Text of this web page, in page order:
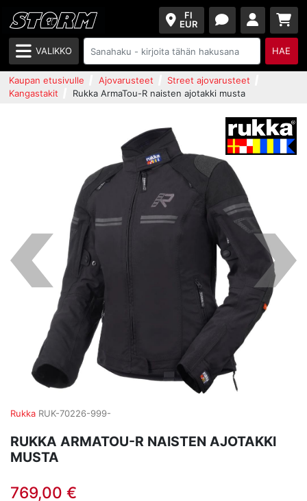
FI
EUR
VALIKKO HAE
Kaupan etusivulle Ajovarusteet
Street ajovarusteet
Kangastakit
Rukka ArmaTou-R naisten ajotakki musta
Rukka RUK-70226-999-
RUKKA ARMATOU-R NAISTEN AJOTAKKI
MUSTA
769,00 €